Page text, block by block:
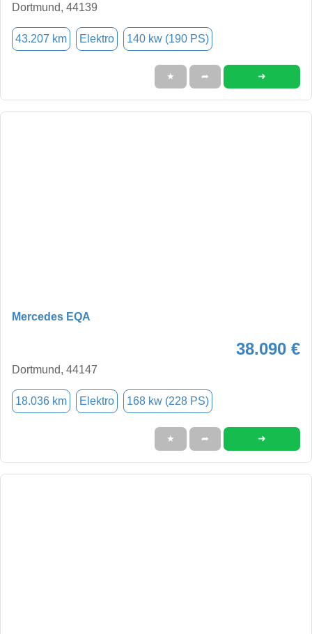
Dortmund, 44139
43.207 km Elektro 140 kw (190 PS)
★ ➦ ➜
Mercedes EQA
38.090 €
Dortmund, 44147
18.036 km Elektro 168 kw (228 PS)
★ ➦ ➜